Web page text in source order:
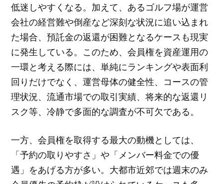
低迷しやすくなる。加えて、あるゴルフ場が運営
会社の経営難や倒産など深刻な状況に追い込まれ
た場合、預託金の返還が困難となるケースも現実
に発生している。このため、会員権を資産運用の
一環と考える際には、単純にランキングや表面利
回りだけでなく、運営母体の健全性、コースの管
理状況、流通市場での取引実績、将来的な返還リ
スク等、冷静で多面的な調査が不可欠である。
一方、会員権を取得する最大の動機としては、
「予約の取りやすさ」や「メンバー料金での優
遇」をあげる方が多い。大都市近郊では週末のみ